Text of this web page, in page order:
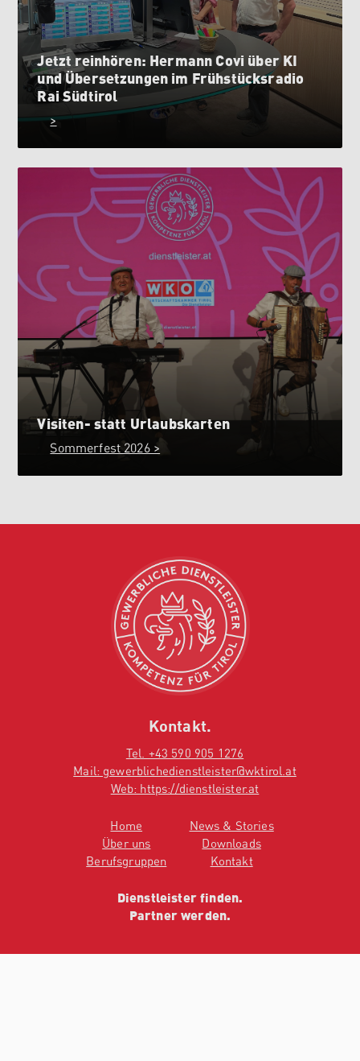
Jetzt reinhören: Hermann Covi über KI
und Übersetzungen im Frühstücksradio
Rai Südtirol
>
Visiten- statt Urlaubskarten
Sommerfest 2026 >
Kontakt.
Tel. +43 590 905 1276
Mail: gewerblichedienstleister@wktirol.at
Web: https://dienstleister.at
Home
Über uns
Berufsgruppen
News & Stories
Downloads
Kontakt
Dienstleister finden.
Partner werden.